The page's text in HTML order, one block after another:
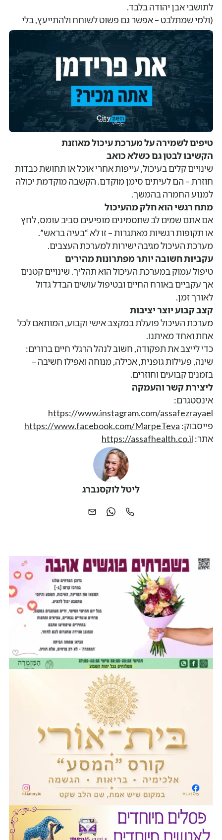
לתושבי אבן יהודה בלבד.
(ולמי שמתלבט – אפשר גם פשוט לשוחח ולהתייעץ, בלי
התחייבות.)
טיפים לשמירה על מערכת עיכול מאוזנת
הקשיבו לבטן גם כשלא כואב
שינויים קלים בעיכול, עייפות אחרי אוכל או תחושת כבדות
חוזרת – הם לעיתים סימן מוקדם. הקשבה מוקדמת יכולה
למנוע החמרה בהמשך.
מתח רגשי הוא חלק מהעיכול
אם אתם שמים לב שתסמינים מופיעים סביב עומס, לחץ
או תקופות רגשיות מאתגרות – זו לא “בעיה בראש”.
מערכת העיכול מגיבה ישירות למערכת העצבים.
עקביות חשובה יותר מפתרונות מהירים
טיפול עמוק במערכת העיכול הוא תהליך. שינויים קטנים
אך עקביים באורח החיים ובטיפול עושים הבדל גדול
לאורך זמן.
קצב קבוע יוצר יציבות
מערכת העיכול פועלת במקצב אישי וקבוע, המותאם לכל
אחת ואחד מאיתנו.
כדי לייצב את תפקודה, חשוב לנהל הרגלי חיים ברורים:
שינה, פעילות גופנית, אכילה, מנוחה ואפילו חשיבה –
בזמנים קבועים וחוזרים.
ליצירת קשר והעמקה
אינסטגרם:
https://www.instagram.com/assafezrayael
פייסבוק: https://www.facebook.com/MarpeTeva
אתר: https://assafhealth.co.il
ליטל לוקסנברג